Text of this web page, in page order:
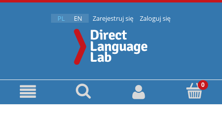
PL EN Zarejestruj się Zaloguj się